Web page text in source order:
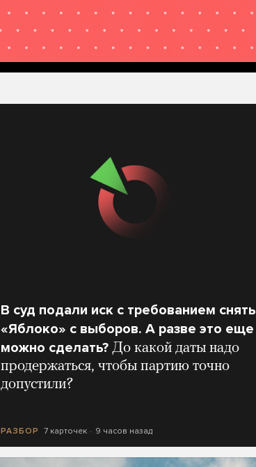
В суд подали иск с требованием снять
«Яблоко» с выборов. А разве это еще
можно сделать? До какой даты надо
продержаться, чтобы партию точно
допустили?
РАЗБОР 7 карточек 9 часов назад